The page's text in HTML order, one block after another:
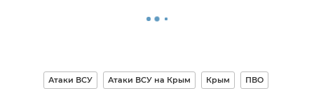
Атаки ВСУ Атаки ВСУ на Крым Крым ПВО